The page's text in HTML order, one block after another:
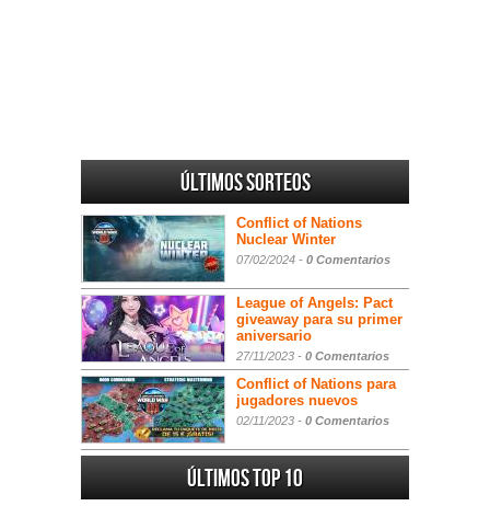
Últimos sorteos
Conflict of Nations
Nuclear Winter
07/02/2024 - 0 Comentarios
League of Angels: Pact
giveaway para su primer
aniversario
27/11/2023 - 0 Comentarios
Conflict of Nations para
jugadores nuevos
02/11/2023 - 0 Comentarios
Últimos Top 10